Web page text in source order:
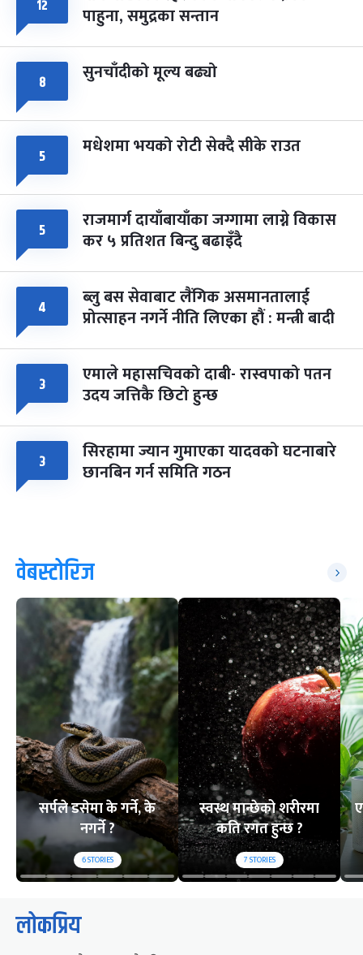
चैत्र ८, २०८३-Mar 22, 2027
१२ पाहुना, समुद्रका सन्तान
८ सुनचाँदीको मूल्य बढ्यो
५ मधेशमा भयको रोटी सेक्दै सीके राउत
५ राजमार्ग दायाँबायाँका जग्गामा लाग्ने विकास
कर ५ प्रतिशत बिन्दु बढाइँदै
४ ब्लु बस सेवाबाट लैंगिक असमानतालाई
प्रोत्साहन नगर्ने नीति लिएका हौं : मन्त्री बादी
३ एमाले महासचिवको दाबी- रास्वपाको पतन
उदय जत्तिकै छिटो हुन्छ
३ सिरहामा ज्यान गुमाएका यादवको घटनाबारे
छानबिन गर्न समिति गठन
वेबस्टोरिज
सर्पले डसेमा के गर्ने, के
नगर्ने ?
6STORIES
स्वस्थ मान्छेको शरीरमा
कति रगत हुन्छ ?
7STORIES
लोकप्रिय